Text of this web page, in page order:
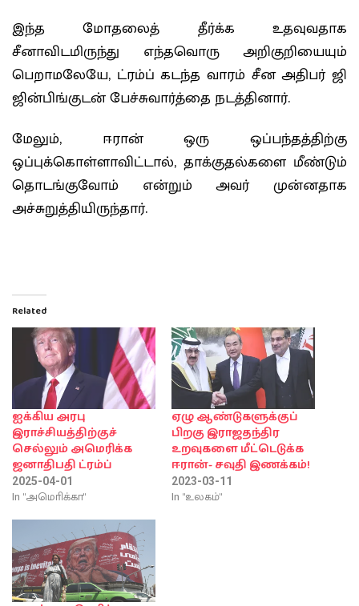
இந்த மோதலைத் தீர்க்க உதவுவதாக
சீனாவிடமிருந்து எந்தவொரு அறிகுறியையும்
பெறாமலேயே, ட்ரம்ப் கடந்த வாரம் சீன அதிபர் ஜி
ஜின்பிங்குடன் பேச்சுவார்த்தை நடத்தினார்.
மேலும், ஈரான் ஒரு ஒப்பந்தத்திற்கு
ஒப்புக்கொள்ளாவிட்டால், தாக்குதல்களை மீண்டும்
தொடங்குவோம் என்றும் அவர் முன்னதாக
அச்சுறுத்தியிருந்தார்.
Related
ஐக்கிய அரபு
இராச்சியத்திற்குச்
செல்லும் அமெரிக்க
ஜனாதிபதி ட்ரம்ப்
2025-04-01
In "அமொிக்கா"
ஏழு ஆண்டுகளுக்குப்
பிறகு இராஜதந்திர
உறவுகளை மீட்டெடுக்க
ஈரான்- சவுதி இணக்கம்!
2023-03-11
In "உலகம்"